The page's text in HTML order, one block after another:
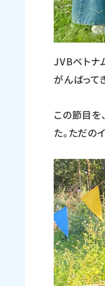
JVBベトナ
がんばって
この節目を
た。ただの